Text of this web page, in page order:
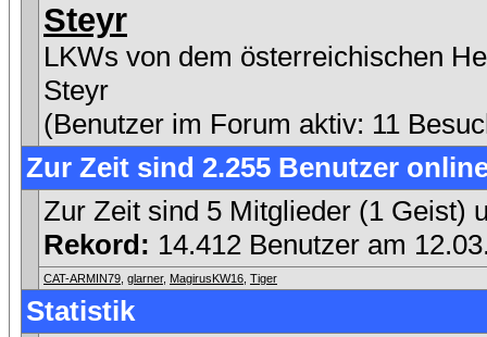
Steyr
LKWs von dem österreichischen
Steyr
(Benutzer im Forum aktiv: 11
Zur Zeit sind 2.255 Benutzer
Zur Zeit sind 5 Mitglieder (1 Geist)
Rekord: 14.412 Benutzer am
CAT-ARMIN79 glarner, MagirusKW16 Tiger
Statistik